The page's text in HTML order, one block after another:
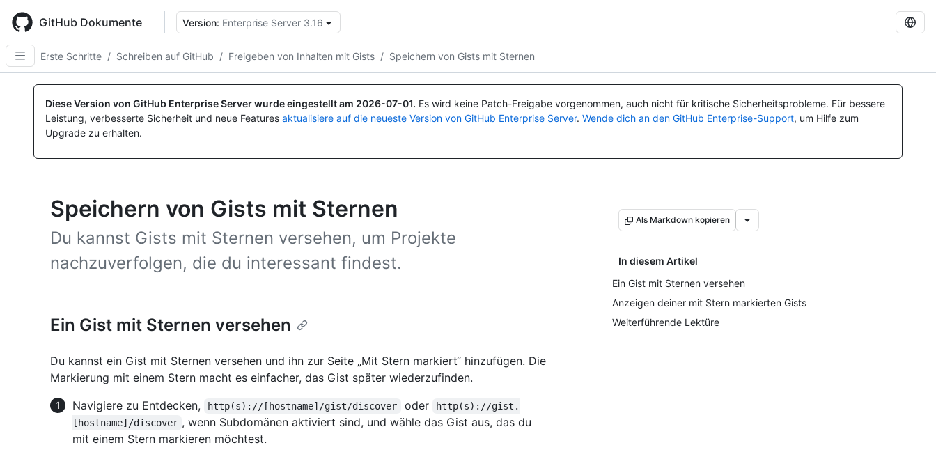
main
content
GitHub Dokumente Version: Enterprise Server 3.16
Erste Schritte / Schreiben auf GitHub / Freigeben von Inhalten mit Gists / Speichern von Gists mit Sternen
Diese Version von GitHub Enterprise Server wurde eingestellt am 2026-07-01. Es wird keine Patch-Freigabe vorgenommen, auch nicht für kritische Sicherheitsprobleme. Für bessere
Leistung, verbesserte Sicherheit und neue Features aktualisiere auf die neueste Version von GitHub Enterprise Server. Wende dich an den GitHub Enterprise-Support, um Hilfe zum
Upgrade zu erhalten.
Speichern von Gists mit Sternen
Du kannst Gists mit Sternen versehen, um Projekte
nachzuverfolgen, die du interessant findest.
Als Markdown kopieren
In diesem Artikel
Ein Gist mit Sternen versehen
Anzeigen deiner mit Stern markierten Gists
Weiterführende Lektüre
Ein Gist mit Sternen versehen
Du kannst ein Gist mit Sternen versehen und ihn zur Seite „Mit Stern markiert“ hinzufügen. Die
Markierung mit einem Stern macht es einfacher, das Gist später wiederzufinden.
Navigiere zu Entdecken,
http(s)://[hostname]/gist/discover oder
http(s)://gist.
[hostname]/discover , wenn Subdomänen aktiviert sind, und wähle das Gist aus, das du
mit einem Stern markieren möchtest.